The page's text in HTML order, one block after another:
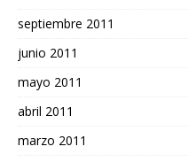
septiembre 2011
junio 2011
mayo 2011
abril 2011
marzo 2011